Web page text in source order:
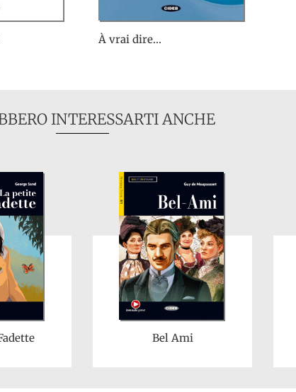
À vrai dire...
INTERESSARTI ANCHE
Bel Ami